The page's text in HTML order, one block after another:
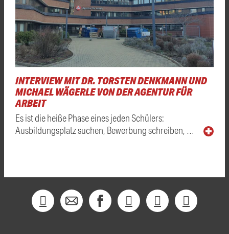
INTERVIEW MIT DR. TORSTEN DENKMANN UND
MICHAEL WÄGERLE VON DER AGENTUR FÜR
ARBEIT
Es ist die heiße Phase eines jeden Schülers:
Ausbildungsplatz suchen, Bewerbung schreiben, …